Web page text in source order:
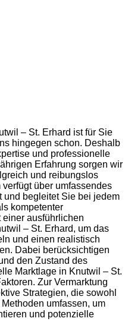
– St. Erhard ist für Sie
hingegen schon. Deshalb
und professionelle
Erfahrung sorgen wir
und reibungslos
über umfassendes
und begleitet Sie bei jedem
kompetenter
einer ausführlichen
– St. Erhard, um das
und einen realistisch
Dabei berücksichtigen
den Zustand des
Marktlage in Knutwil – St.
Zur Vermarktung
Strategien, die sowohl
umfassen, um
und potenzielle